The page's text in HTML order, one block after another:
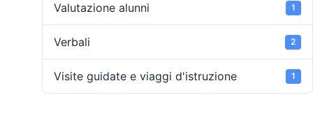
Valutazione alunni 1
Verbali 2
Visite guidate e viaggi d'istruzione 1